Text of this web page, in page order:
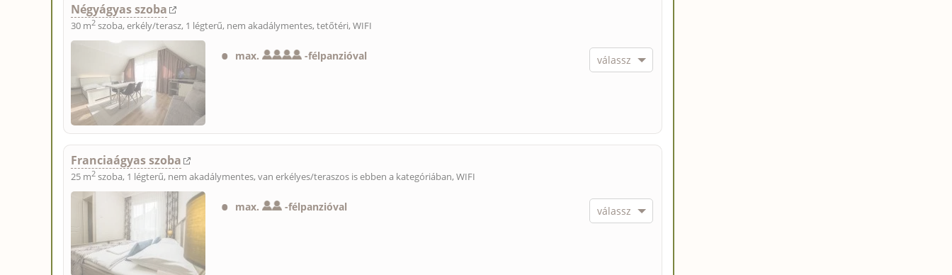
Négyágyas szoba
30 m2 szoba, erkély/terasz, 1 légterű, nem akadálymentes, tetőtéri, WIFI
max. -félpanzióval
Franciaágyas szoba
25 m2 szoba, 1 légterű, nem akadálymentes, van erkélyes/teraszos is ebben a kategóriában, WIFI
max. -félpanzióval